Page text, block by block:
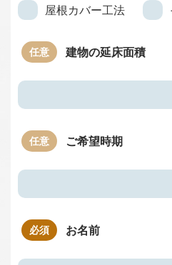
屋根カバー工法
建物の延床面積
ご希望時期
お名前